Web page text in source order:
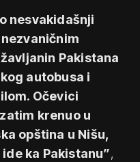
nesvakidašnji
Pakistana
autobusa i
Očevici
krenuo u
opština u Nišu,
ka Pakistanu”,